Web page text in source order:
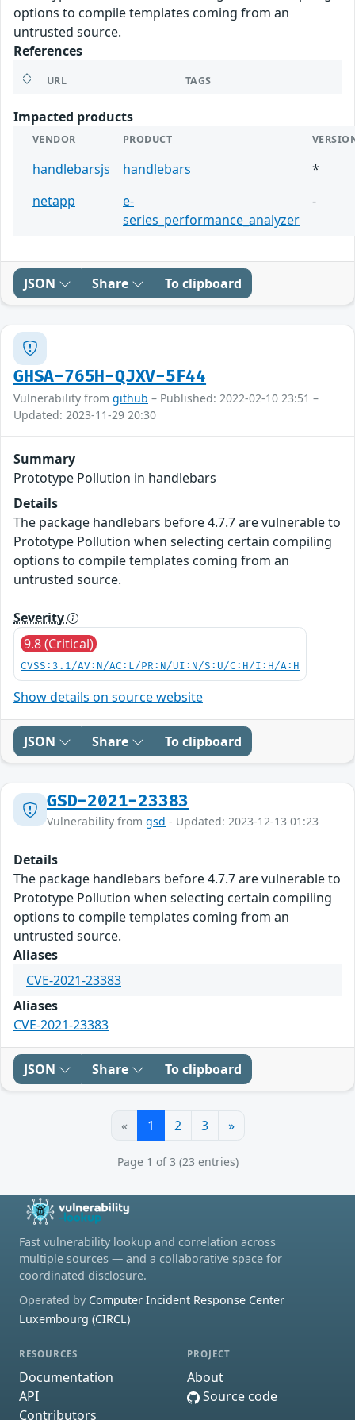
options to compile templates coming from an
untrusted source.
References
URL TAGS
Impacted products
VENDOR PRODUCT
handlebarsjs handlebars
*
netapp
e-
series_performance_analyzer
-
JSON Share To clipboard
GHSA-765H-QJXV-5F44
Vulnerability from github – Published: 2022-02-10 23:51 –
Updated: 2023-11-29 20:30
Summary
Prototype Pollution in handlebars
Details
The package handlebars before 4.7.7 are vulnerable to
Prototype Pollution when selecting certain compiling
options to compile templates coming from an
untrusted source.
Severity
9.8 (Critical)
CVSS:3.1/AV:N/AC:L/PR:N/UI:N/S:U/C:H/I:H/A:H
Show details on source website
JSON Share To clipboard
GSD-2021-23383
Vulnerability from gsd - Updated: 2023-12-13 01:23
Details
The package handlebars before 4.7.7 are vulnerable to
Prototype Pollution when selecting certain compiling
options to compile templates coming from an
untrusted source.
Aliases
CVE-2021-23383
Aliases
CVE-2021-23383
JSON Share To clipboard
« 1 2 3 »
Page 1 of 3 (23 entries)
Fast vulnerability lookup and correlation across
multiple sources — and a collaborative space for
coordinated disclosure.
Operated by Computer Incident Response Center
Luxembourg (CIRCL)
RESOURCES
Documentation
API
Contributors
PROJECT
About
Source code